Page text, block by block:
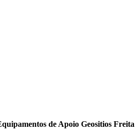
de Apoio Geositios Freita